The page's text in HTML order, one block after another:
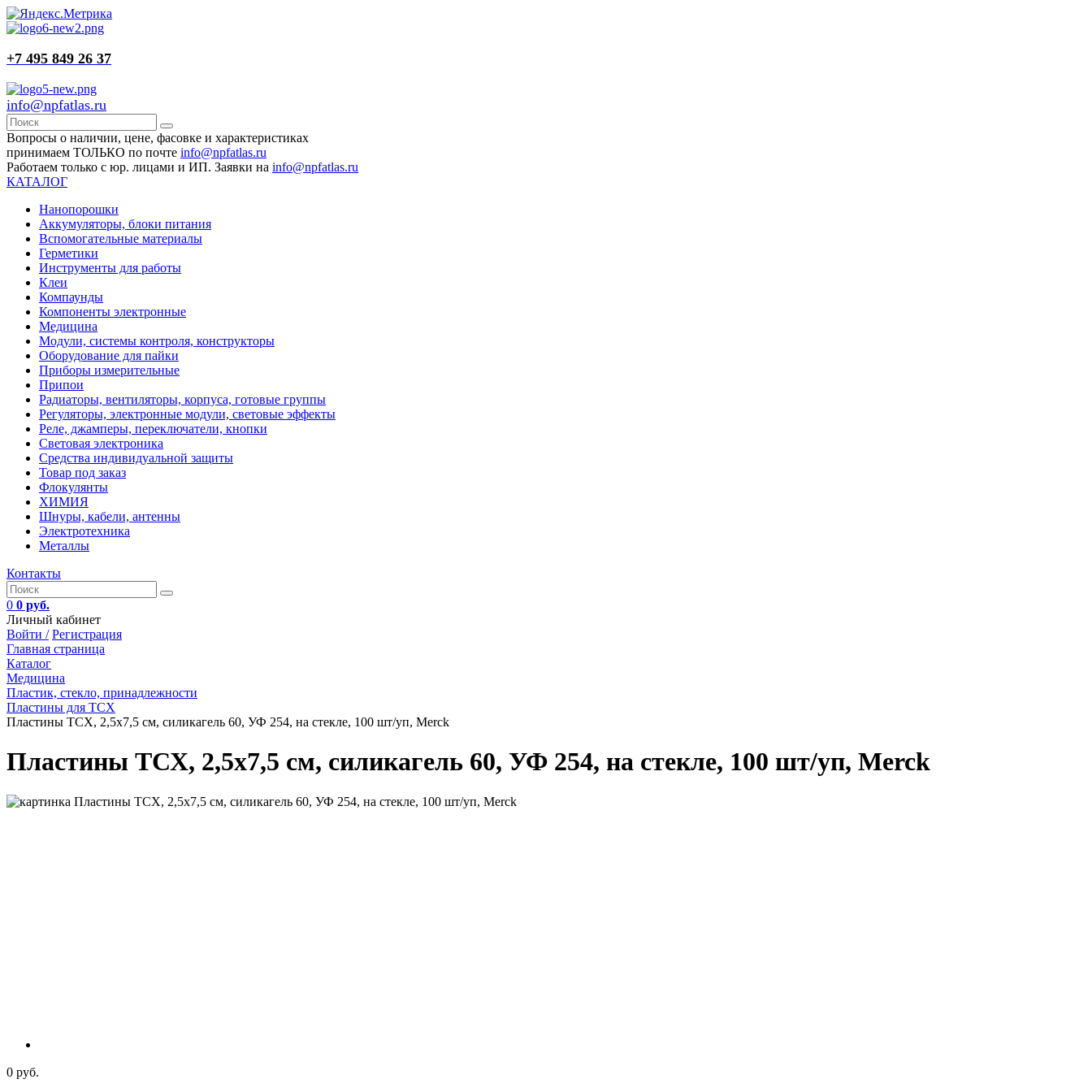
+7 495 849 26 37
info@npfatlas.ru
Вопросы о наличии, цене, фасовке и характеристиках
принимаем ТОЛЬКО по почте info@npfatlas.ru
Работаем только с юр. лицами и ИП. Заявки на info@npfatlas.ru
КАТАЛОГ
Нанопорошки
Аккумуляторы, блоки питания
Вспомогательные материалы
Герметики
Инструменты для работы
Клеи
Компаунды
Компоненты электронные
Медицина
Модули, системы контроля, конструкторы
Оборудование для пайки
Приборы измерительные
Припои
Радиаторы, вентиляторы, корпуса, готовые группы
Регуляторы, электронные модули, световые эффекты
Реле, джамперы, переключатели, кнопки
Световая электроника
Средства индивидуальной защиты
Товар под заказ
Флокулянты
ХИМИЯ
Шнуры, кабели, антенны
Электротехника
Металлы
Контакты
0 0 руб.
Личный кабинет
Войти / Регистрация
Главная страница
Каталог
Медицина
Пластик, стекло, принадлежности
Пластины для ТСХ
Пластины ТСХ, 2,5х7,5 см, силикагель 60, УФ 254, на стекле, 100 шт/уп, Merck
Пластины ТСХ, 2,5х7,5 см, силикагель 60, УФ 254, на стекле, 100 шт/уп, Merck
0 руб.